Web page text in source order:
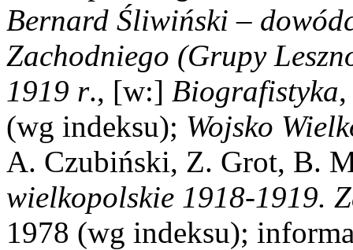
Bernard Śliwiński –
Zachodniego (Grupy
1919 r., [w:] Biografistyka
(wg indeksu); Wojsko
A. Czubiński, Z. Grot, B.
wielkopolskie 1918-1919.
1978 (wg indeksu);